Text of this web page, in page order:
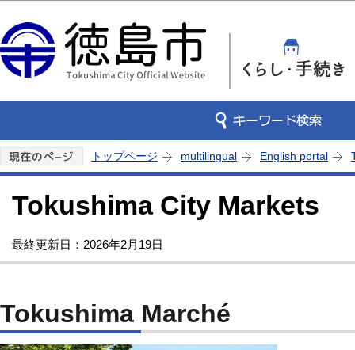
トップページ multilingual English portal
Tokushima City Markets
最終更新日：2026年2月19日
Tokushima Marché